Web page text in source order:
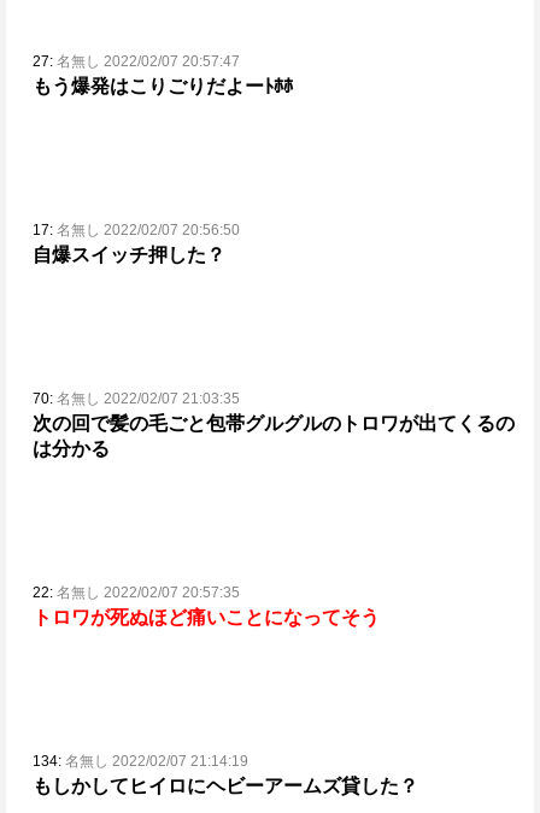
27: 名無し 2022/02/07 20:57:47
もう爆発はこりごりだよーﾄﾎﾎ
17: 名無し 2022/02/07 20:56:50
自爆スイッチ押した？
70: 名無し 2022/02/07 21:03:35
次の回で髪の毛ごと包帯グルグルのトロワが出てくるの
は分かる
22: 名無し 2022/02/07 20:57:35
トロワが死ぬほど痛いことになってそう
134: 名無し 2022/02/07 21:14:19
もしかしてヒイロにヘビーアームズ貸した？